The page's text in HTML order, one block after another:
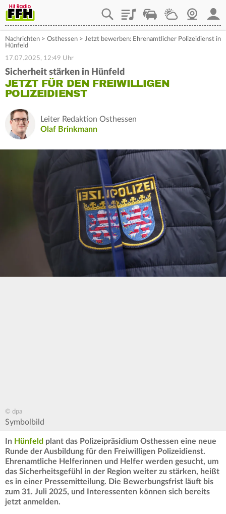
PlaylistStaupilotWetterWebcam
Nachrichten > Osthessen > Jetzt bewerben: Ehrenamtlicher Polizeidienst in
Hünfeld
17.07.2025, 12:49 Uhr
Sicherheit stärken in Hünfeld
JETZT FÜR DEN FREIWILLIGEN
POLIZEIDIENST
Leiter Redaktion Osthessen
Olaf Brinkmann
© dpa
Symbolbild
In Hünfeld plant das Polizeipräsidium Osthessen eine neue
Runde der Ausbildung für den Freiwilligen Polizeidienst.
Ehrenamtliche Helferinnen und Helfer werden gesucht, um
das Sicherheitsgefühl in der Region weiter zu stärken, heißt
es in einer Pressemitteilung. Die Bewerbungsfrist läuft bis
zum 31. Juli 2025, und Interessenten können sich bereits
jetzt anmelden.